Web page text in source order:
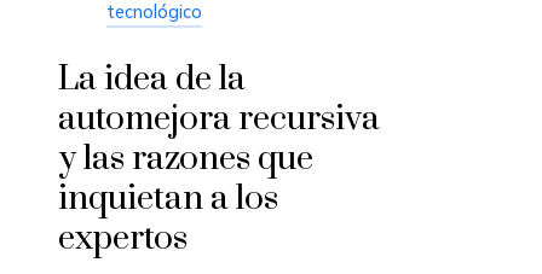
tecnológico
La idea de la
automejora recursiva
y las razones que
inquietan a los
expertos